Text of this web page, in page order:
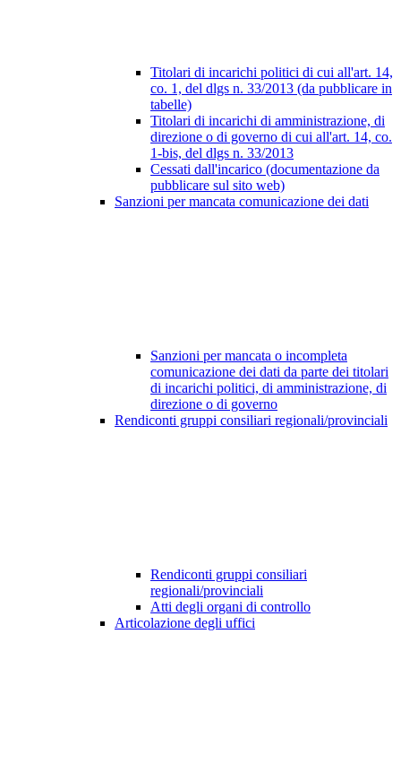
Titolari di incarichi politici di cui all'art. 14,
co. 1, del dlgs n. 33/2013 (da pubblicare in
tabelle)
Titolari di incarichi di amministrazione, di
direzione o di governo di cui all'art. 14, co.
1-bis, del dlgs n. 33/2013
Cessati dall'incarico (documentazione da
pubblicare sul sito web)
Sanzioni per mancata comunicazione dei dati
Sanzioni per mancata o incompleta
comunicazione dei dati da parte dei titolari
di incarichi politici, di amministrazione, di
direzione o di governo
Rendiconti gruppi consiliari regionali/provinciali
Rendiconti gruppi consiliari
regionali/provinciali
Atti degli organi di controllo
Articolazione degli uffici